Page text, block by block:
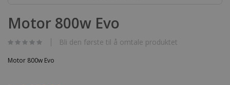
til
begynnelsen
bildegalleri
Motor 800w Evo
Bli den første til å omtale produktet
Motor 800w Evo